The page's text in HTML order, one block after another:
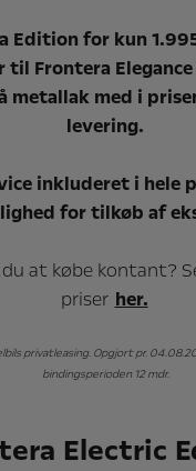
Edition for kun
til Frontera
metallak med i
levering.
inkluderet i hele
for tilkøb af
at købe kontant?
priser her.
privatleasing. Opgjort pr.
bindingsperioden 12 mdr.
Electric